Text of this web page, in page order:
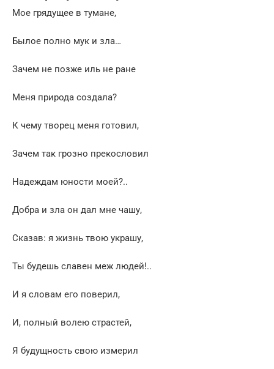
Мое грядущее в тумане,
Былое полно мук и зла…
Зачем не позже иль не ране
Меня природа создала?
К чему творец меня готовил,
Зачем так грозно прекословил
Надеждам юности моей?..
Добра и зла он дал мне чашу,
Сказав: я жизнь твою украшу,
Ты будешь славен меж людей!..
И я словам его поверил,
И, полный волею страстей,
Я будущность свою измерил